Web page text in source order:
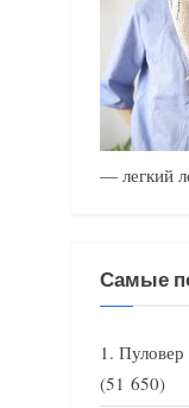
— легкий
Самые
Пуловер
(51 650)